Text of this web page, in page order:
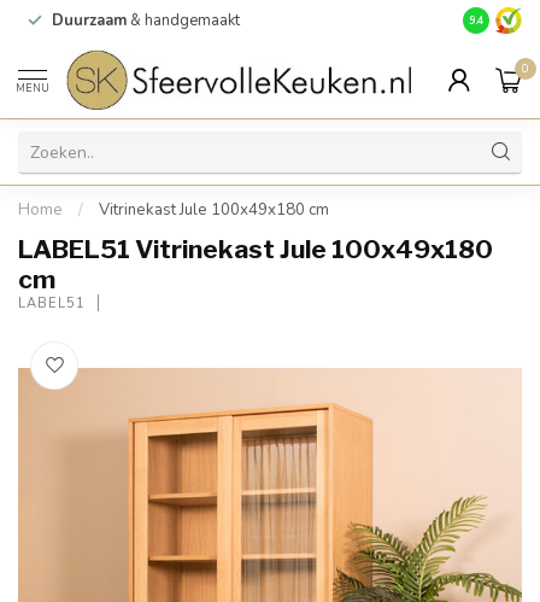
Duurzaam & handgemaakt Gratis
9.4
MENU
0
Home / Vitrinekast Jule 100x49x180 cm
LABEL51 Vitrinekast Jule 100x49x180
cm
LABEL51